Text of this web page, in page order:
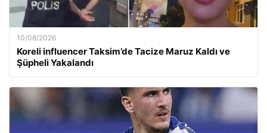
10/08/2026
Koreli influencer Taksim’de Tacize Maruz Kaldı ve
Şüpheli Yakalandı